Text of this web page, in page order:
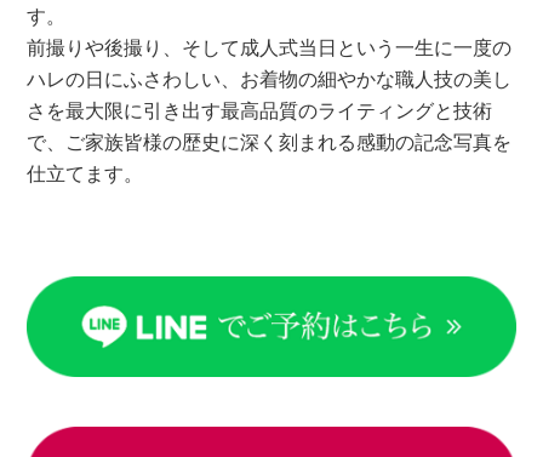
す。
前撮りや後撮り、そして成人式当日という一生に一度の
ハレの日にふさわしい、お着物の細やかな職人技の美し
さを最大限に引き出す最高品質のライティングと技術
で、ご家族皆様の歴史に深く刻まれる感動の記念写真を
仕立てます。